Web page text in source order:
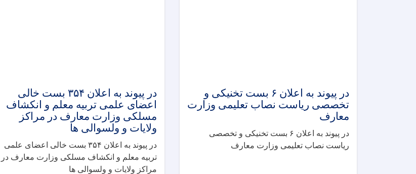
در پیوند به اعلان ۶ بست تخنیکی و
تخصصی ریاست نصاب تعلیمی وزارت
معارف
در پیوند به اعلان ۶ بست تخنیکی و تخصصی
ریاست نصاب تعلیمی وزارت معارف
در پیوند به اعلان ۳۵۴ بست خالی
اعضای علمی تربیه معلم و انکشاف
مسلکی وزارت معارف در مراکز
ولایات و ولسوالی ها
در پیوند به اعلان ۳۵۴ بست خالی اعضای علمی
تربیه معلم و انکشاف مسلکی وزارت معارف در
مراکز ولایات و ولسوالی ها